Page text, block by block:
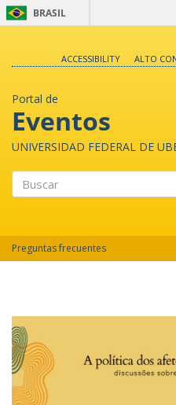
BRASIL
ACCESSIBILITY
ALTO
Portal de
Eventos
UNIVERSIDAD FEDERAL DE
Preguntas frecuentes